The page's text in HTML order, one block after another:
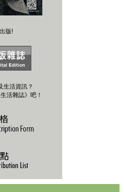
版!
生活資訊？
活雜誌》吧！